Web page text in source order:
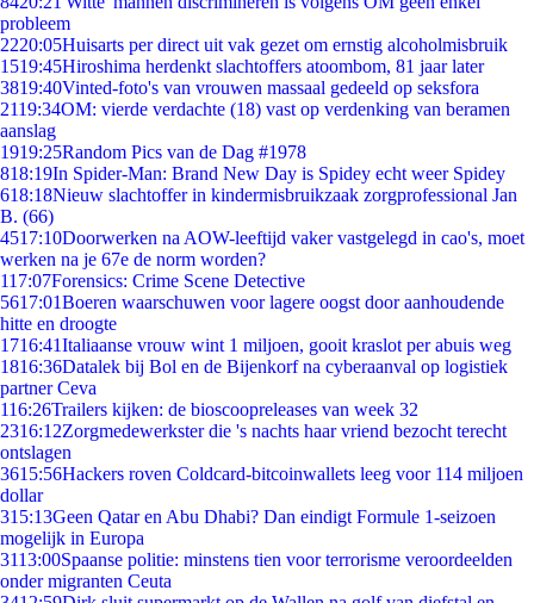
probleem
2220:05Huisarts per direct uit vak gezet om ernstig alcoholmisbruik
1519:45Hiroshima herdenkt slachtoffers atoombom, 81 jaar later
3819:40Vinted-foto's van vrouwen massaal gedeeld op seksfora
2119:34OM: vierde verdachte (18) vast op verdenking van beramen
aanslag
1919:25Random Pics van de Dag #1978
818:19In Spider-Man: Brand New Day is Spidey echt weer Spidey
618:18Nieuw slachtoffer in kindermisbruikzaak zorgprofessional Jan
B. (66)
4517:10Doorwerken na AOW-leeftijd vaker vastgelegd in cao's, moet
werken na je 67e de norm worden?
117:07Forensics: Crime Scene Detective
5617:01Boeren waarschuwen voor lagere oogst door aanhoudende
hitte en droogte
1716:41Italiaanse vrouw wint 1 miljoen, gooit kraslot per abuis weg
1816:36Datalek bij Bol en de Bijenkorf na cyberaanval op logistiek
partner Ceva
116:26Trailers kijken: de bioscoopreleases van week 32
2316:12Zorgmedewerkster die 's nachts haar vriend bezocht terecht
ontslagen
3615:56Hackers roven Coldcard-bitcoinwallets leeg voor 114 miljoen
dollar
315:13Geen Qatar en Abu Dhabi? Dan eindigt Formule 1-seizoen
mogelijk in Europa
3113:00Spaanse politie: minstens tien voor terrorisme veroordeelden
onder migranten Ceuta